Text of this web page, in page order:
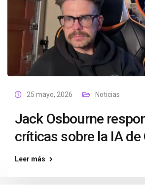
25 mayo, 2026 Noticias
Jack Osbourne
críticas sobre la IA de
Leer más